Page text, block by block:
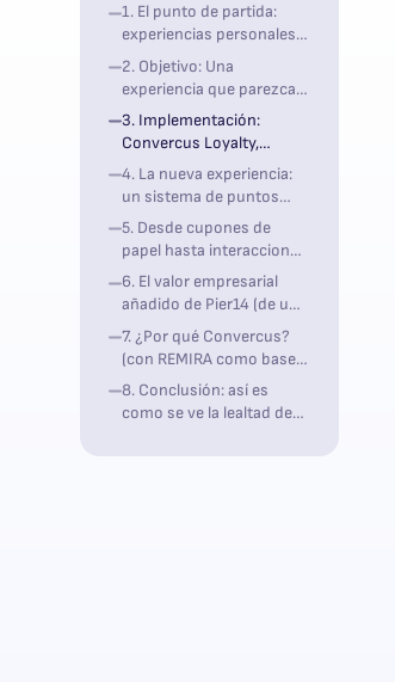
1. El punto de partida:
experiencias personales,
pero demasiados
descansos
2. Objetivo: Una
experiencia que parezca
«hecha de una sola
fuente»
3. Implementación:
Convercus Loyalty,
integrada en la base
omnicanal de REMIRA
4. La nueva experiencia:
un sistema de puntos
que funciona en todas
partes
5. Desde cupones de
papel hasta interacciones
personalizadas en tiempo
real
6. El valor empresarial
añadido de Pier14 (de un
vistazo)
7. ¿Por qué Convercus?
(con REMIRA como base
perfecta)
8. Conclusión: así es
como se ve la lealtad de